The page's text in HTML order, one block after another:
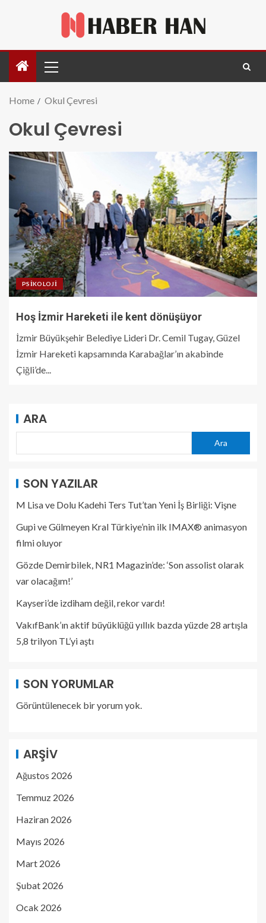
Home Okul Çevresi
Okul Çevresi
PSIKOLOJI
Hoş İzmir Hareketi ile kent dönüşüyor
İzmir Büyükşehir Belediye Lideri Dr. Cemil Tugay, Güzel
İzmir Hareketi kapsamında Karabağlar’ın akabinde
Çiğli’de...
ARA
Ara
SON YAZILAR
M Lisa ve Dolu Kadehi Ters Tut’tan Yeni İş Birliği: Vişne
Gupi ve Gülmeyen Kral Türkiye’nin ilk IMAX® animasyon
filmi oluyor
Gözde Demirbilek, NR1 Magazin’de: ‘Son assolist olarak
var olacağım!’
Kayseri’de izdiham değil, rekor vardı!
VakıfBank’ın aktif büyüklüğü yıllık bazda yüzde 28 artışla
5,8 trilyon TL’yi aştı
SON YORUMLAR
Görüntülenecek bir yorum yok.
ARŞIV
Ağustos 2026
Temmuz 2026
Haziran 2026
Mayıs 2026
Mart 2026
Şubat 2026
Ocak 2026